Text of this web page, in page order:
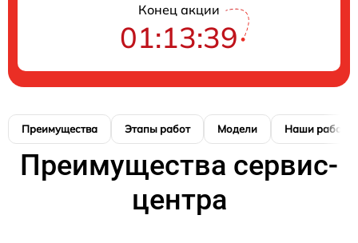
Конец акции
01:13:38
Преимущества Этапы работ Модели Наши работы
Преимущества сервис-
центра